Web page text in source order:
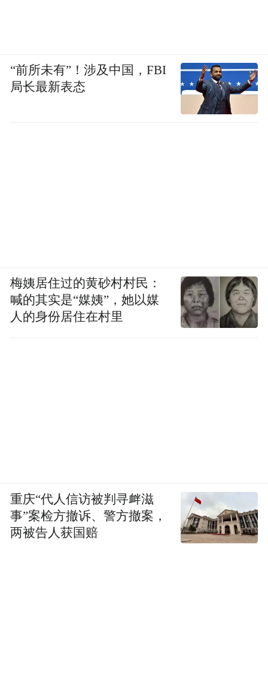
“前所未有”！涉及中国，FBI
局长最新表态
梅姨居住过的黄砂村村民：
喊的其实是“媒姨”，她以媒
人的身份居住在村里
重庆“代人信访被判寻衅滋
事”案检方撤诉、警方撤案，
两被告人获国赔